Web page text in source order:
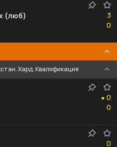
(люб)
3
3
0
0
Хард. Квалификация
●
0
0
0
0
0
0